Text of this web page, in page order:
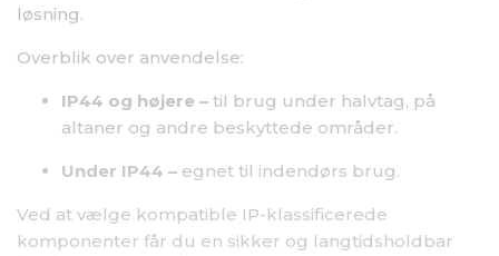
løsning.
Overblik over anvendelse:
IP44 og højere – til brug under halvtag, på
altaner og andre beskyttede områder.
Under IP44 – egnet til indendørs brug.
Ved at vælge kompatible IP-klassificerede
komponenter får du en sikker og langtidsholdbar